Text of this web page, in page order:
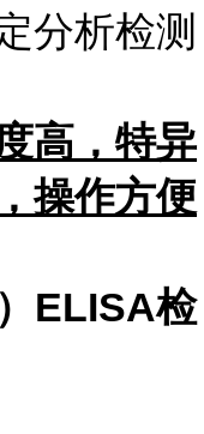
分析检测
高，特异
操作方便
ELISA检